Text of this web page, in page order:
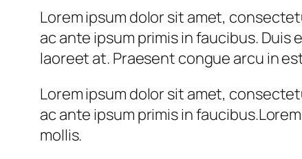
Lorem ipsum dolor sit amet,
ac ante ipsum primis in faucibus. Duis
laoreet at. Praesent congue arcu in
Lorem ipsum dolor sit amet,
ac ante ipsum primis in
mollis.